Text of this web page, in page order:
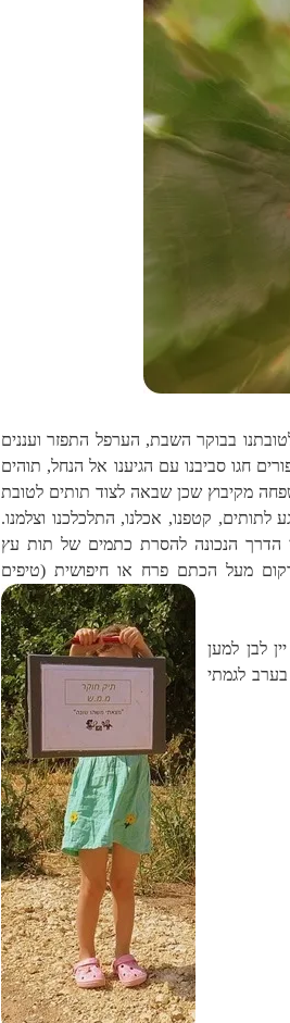
בבוקר השבת, הערפל התפזר ועננים
חגו סביבנו עם הגיענו אל הנחל, תוהים
מקיבוץ שכן שבאה לצוד תותים לטובת
לתותים, קטפנו, אכלנו, התלכלכנו וצלמנו.
הדרך הנכונה להסרת כתמים של תות עץ
מעל הכתם פרח או חיפושית (טיפים
לבן למען
לגמתי